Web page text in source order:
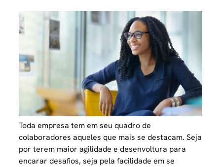
Todaempresa tem em seu quadro de
colaboradores aqueles que mais se destacam. Seja
por terem maior agilidade e desenvoltura para
encarar desafios, seja pela facilidade em se